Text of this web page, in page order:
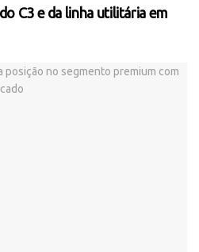
C3 e da linha utilitária em